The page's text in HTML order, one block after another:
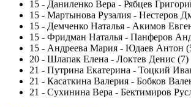
15 - Даниленко Вера - Рябцев
15 - Мартынова Рузалия - Нестеров
15 - Демченко Наталья - Акимов
15 - Фридман Наталья - Панферов
15 - Андреева Мария - Юдаев Антон
20 - Шлапак Елена - Локтев Денис (7)
21 - Путрина Екатерина - Тоцкий
21 - Касаткина Валерия - Бобков
21 - Сухинина Вера - Бектимиров